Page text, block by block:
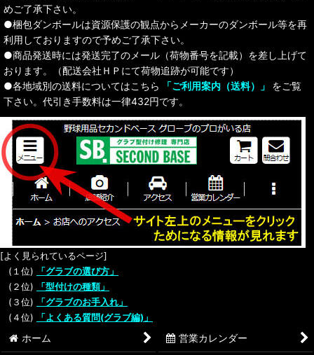
めご了承下さい。
●梱包ダンボールは資源保護の観点からメーカーのダンボール等を再
利用しておりますので予めご了承下さい。
●商品発送時には発送完了のメール（荷物番号を記載）を差し上げて
おります。（配送会社ＨＰにて荷物追跡が可能です）
●各地域別の送料についてはこちら
「ご利用案内（送料）」 をご覧
下さい。代引き手数料は一律432円です。
[よく見られているページ]
(１位)
「グラブの選び方」
(２位)
「型付けの種類」
(３位)
「グラブのお手入れ」
(４位)
「よくある質問(グラブ編)」
ホーム 営業カレンダー